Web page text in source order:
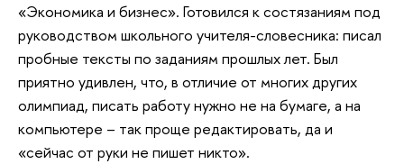
«Экономика и бизнес». Готовился к состязаниям под
руководством школьного учителя-словесника: писал
пробные тексты по заданиям прошлых лет. Был
приятно удивлен, что, в отличие от многих других
олимпиад, писать работу нужно не на бумаге, а на
компьютере – так проще редактировать, да и
«сейчас от руки не пишет никто».